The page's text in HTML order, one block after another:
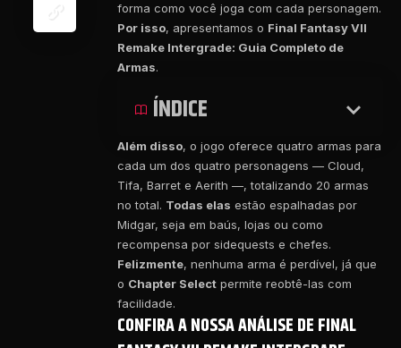
forma como você joga com cada personagem.
Por isso, apresentamos o Final Fantasy VII
Remake Intergrade: Guia Completo de
Armas.
ÍNDICE
Além disso, o jogo oferece quatro armas para
cada um dos quatro personagens — Cloud,
Tifa, Barret e Aerith —, totalizando 20 armas
no total. Todas elas estão espalhadas por
Midgar, seja em baús, lojas ou como
recompensa por sidequests e chefes.
Felizmente, nenhuma arma é perdível, já que
o Chapter Select permite reobtê-las com
facilidade.
CONFIRA A NOSSA ANÁLISE DE FINAL